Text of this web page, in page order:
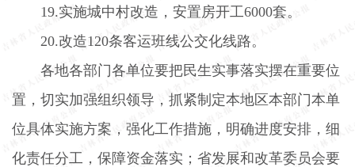
19.实施城中村改造，安置房开工6000套。
20.改造120条客运班线公交化线路。
各地各部门各单位要把民生实事落实摆在重要位
置，切实加强组织领导，抓紧制定本地区本部门本单
位具体实施方案，强化工作措施，明确进度安排，细
化责任分工，保障资金落实；省发展和改革委员会要